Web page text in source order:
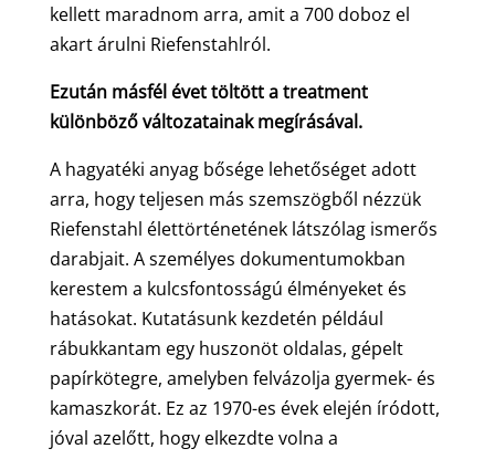
kellett maradnom arra, amit a 700 doboz el
akart árulni Riefenstahlról.
Ezután másfél évet töltött a treatment
különböző változatainak megírásával.
A hagyatéki anyag bősége lehetőséget adott
arra, hogy teljesen más szemszögből nézzük
Riefenstahl élettörténetének látszólag ismerős
darabjait. A személyes dokumentumokban
kerestem a kulcsfontosságú élményeket és
hatásokat. Kutatásunk kezdetén például
rábukkantam egy huszonöt oldalas, gépelt
papírkötegre, amelyben felvázolja gyermek- és
kamaszkorát. Ez az 1970-es évek elején íródott,
jóval azelőtt, hogy elkezdte volna a